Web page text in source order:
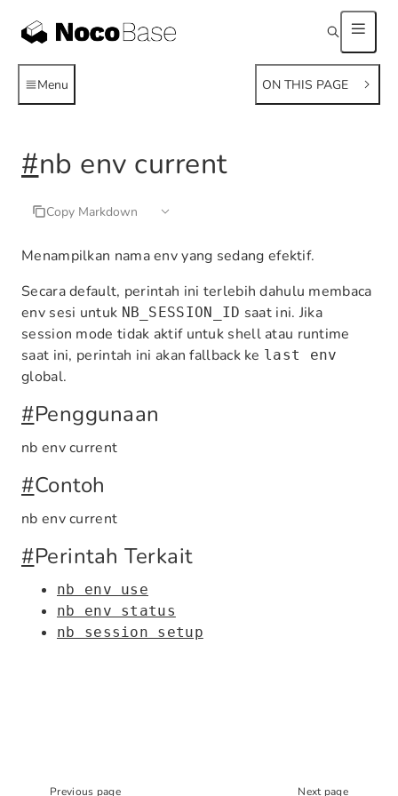
Menu ON THIS PAGE
#nb env current
Copy Markdown
Menampilkan nama env yang sedang efektif.
Secara default, perintah ini terlebih dahulu membaca
env sesi untuk NB_SESSION_ID saat ini. Jika
session mode tidak aktif untuk shell atau runtime
saat ini, perintah ini akan fallback ke last env
global.
#Penggunaan
nb env current
#Contoh
nb env current
#Perintah Terkait
nb env use
nb env status
nb session setup
Previous page Next page